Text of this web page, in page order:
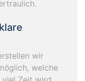
wir
welche